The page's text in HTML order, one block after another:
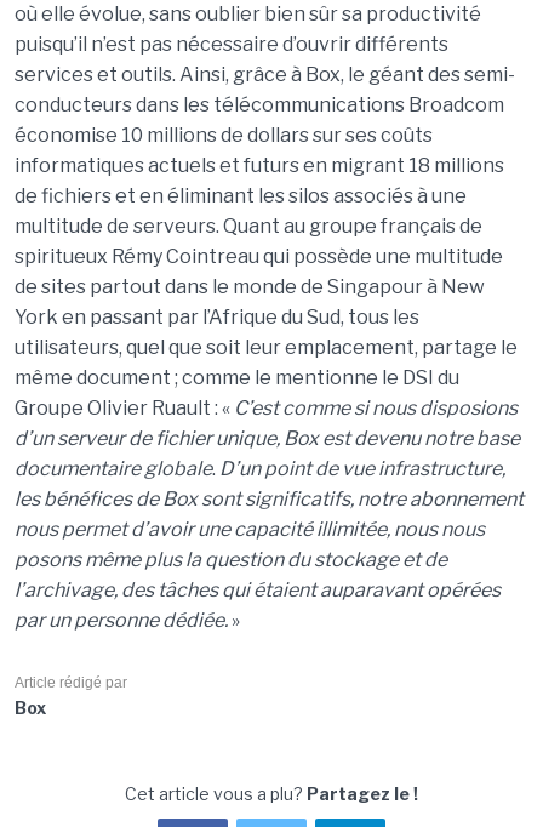
où elle évolue, sans oublier bien sûr sa productivité
puisqu’il n’est pas nécessaire d’ouvrir différents
services et outils. Ainsi, grâce à Box, le géant des semi-
conducteurs dans les télécommunications Broadcom
économise 10 millions de dollars sur ses coûts
informatiques actuels et futurs en migrant 18 millions
de fichiers et en éliminant les silos associés à une
multitude de serveurs. Quant au groupe français de
spiritueux Rémy Cointreau qui possède une multitude
de sites partout dans le monde de Singapour à New
York en passant par l’Afrique du Sud, tous les
utilisateurs, quel que soit leur emplacement, partage le
même document ; comme le mentionne le DSI du
Groupe Olivier Ruault : « C’est comme si nous disposions
d’un serveur de fichier unique, Box est devenu notre base
documentaire globale. D’un point de vue infrastructure,
les bénéfices de Box sont significatifs, notre abonnement
nous permet d’avoir une capacité illimitée, nous nous
posons même plus la question du stockage et de
l’archivage, des tâches qui étaient auparavant opérées
par un personne dédiée.»
Article rédigé par
Box
Cet article vous a plu? Partagez le !